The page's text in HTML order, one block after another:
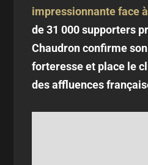
impressionnante face
de 31 000 supporters
Chaudron confirme
forteresse et place le
des affluences